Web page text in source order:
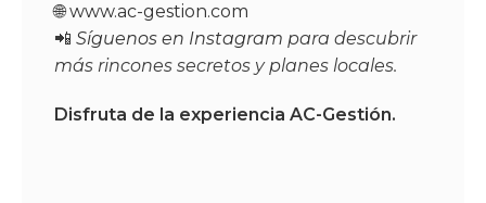
🌐www.ac-gestion.com
📲 Síguenos en Instagram para descubrir
más rincones secretos y planes locales.
Disfruta de la experiencia AC-Gestión.